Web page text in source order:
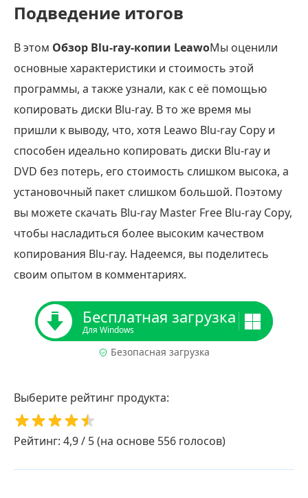
Подведение итогов
В этом Обзор Blu-ray-копии LeawoМы оценили
основные характеристики и стоимость этой
программы, а также узнали, как с её помощью
копировать диски Blu-ray. В то же время мы
пришли к выводу, что, хотя Leawo Blu-ray Copy и
способен идеально копировать диски Blu-ray и
DVD без потерь, его стоимость слишком высока, а
установочный пакет слишком большой. Поэтому
вы можете скачать Blu-ray Master Free Blu-ray Copy,
чтобы насладиться более высоким качеством
копирования Blu-ray. Надеемся, вы поделитесь
своим опытом в комментариях.
Бесплатная загрузка
Для Windows
Безопасная загрузка
Выберите рейтинг продукта:
Рейтинг: 4,9 / 5 (на основе 556 голосов)